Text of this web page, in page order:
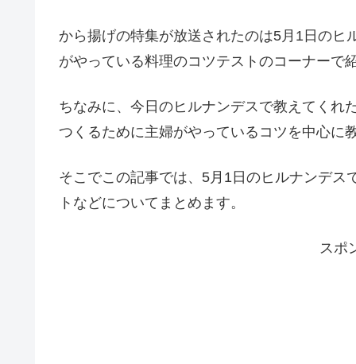
から揚げの特集が放送されたのは5月1日の
がやっている料理のコツテストのコーナーで
ちなみに、今日のヒルナンデスで教えてくれ
つくるために主婦がやっているコツを中心に
そこでこの記事では、5月1日のヒルナンデ
トなどについてまとめます。
スポ